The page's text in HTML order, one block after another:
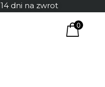
14 dni na zwrot
0